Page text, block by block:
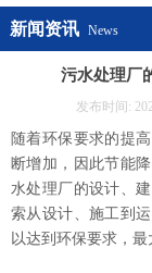
新闻资讯 News
污水处理厂
发布时间:
随着环保要求的提
断增加，因此节能
水处理厂的设计、
索从设计、施工到
以达到环保要求，最